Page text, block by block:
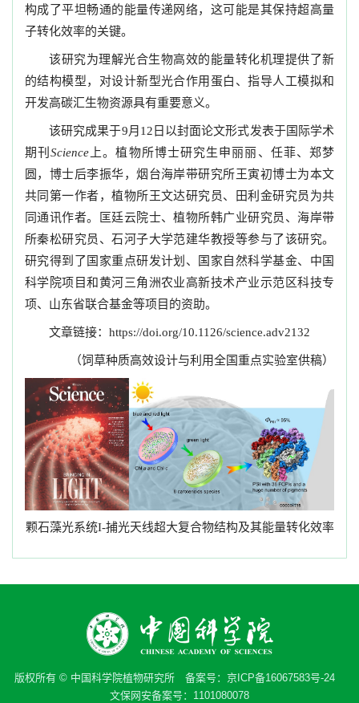
构成了平坦畅通的能量传递网络，这可能是其保持超高量
子转化效率的关键。
该研究为理解光合生物高效的能量转化机理提供了新
的结构模型，对设计新型光合作用蛋白、指导人工模拟和
开发高碳汇生物资源具有重要意义。
该研究成果于9月 12 日以封面论文形式发表于国际学术
期刊Science 上。植物所博士研究生申丽丽、任菲、郑梦
圆，博士后李振华，烟台海岸带研究所王寅初博士为本文
共同第一作者，植物所王文达研究员、田利金研究员为共
同通讯作者。匡廷云院士、植物所韩广业研究员、海岸带
所秦松研究员、石河子大学范建华教授等参与了该研究。
研究得到了国家重点研发计划、国家自然科学基金、中国
科学院项目和黄河三角洲农业高新技术产业示范区科技专
项、山东省联合基金等项目的资助。
文章链接： https://doi.org/10.1126/science.adv2132
（饲草种质高效设计与利用全国重点实验室供稿）
颗石藻光系统I-捕光天线超大复合物结构及其能量转化效率
版权所有 © 中国科学院植物研究所 备案号： 京ICP备16067583号-24
文保网安备案号：1101080078